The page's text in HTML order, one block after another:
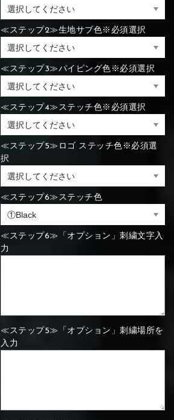
⑭Caramel
⑪Black ⑫Ivory
⑭Caramel ⑮Wine red
⑧Orange
⑪Black ⑫Ivory
⑭Caramel ⑮Wine red
⑧Yellow ⑨Orange
⑪Blue ⑫Aqua blue
⑭Pink ⑮Rose pink
⑳Purple ㉑Violet
⑧Yellow ⑨Orange
⑪Blue ⑫Aqua blue
⑭Pink
≪ステップ2≫生地サブ色※必須選択
≪ステップ3≫パイピング色※必須選択
≪ステップ4≫ステッチ色※必須選択
≪ステップ5≫ロゴ ステッチ色※必須選
択
≪ステップ6≫ステッチ色
≪ステップ6≫「オプション」刺繍文字入
力
≪ステップ5≫「オプション」刺繍場所を
入力